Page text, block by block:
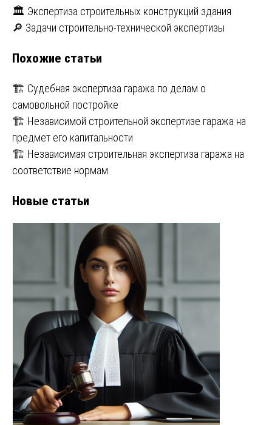
Навигация
записям
🏛️ Экспертиза строительных конструкций здания
🔎 Задачи строительно-технической экспертизы
Похожие статьи
🏗️ Судебная экспертиза гаража по делам о
самовольной постройке
🏗️ Независимой строительной экспертизе гаража на
предмет его капитальности
🏗️ Независимая строительная экспертиза гаража на
соответствие нормам
Новые статьи